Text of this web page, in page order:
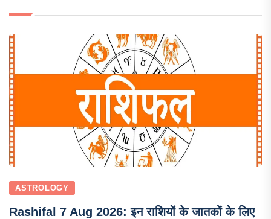
ASTROLOGY
Rashifal 7 Aug 2026: इन राशियों के जातकों के लिए